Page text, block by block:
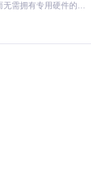
入数据，开发自定义
基于Python的Xiaozhi AI，适用于想要完整Xiaozhi体验而无需拥有专用硬件的用户。